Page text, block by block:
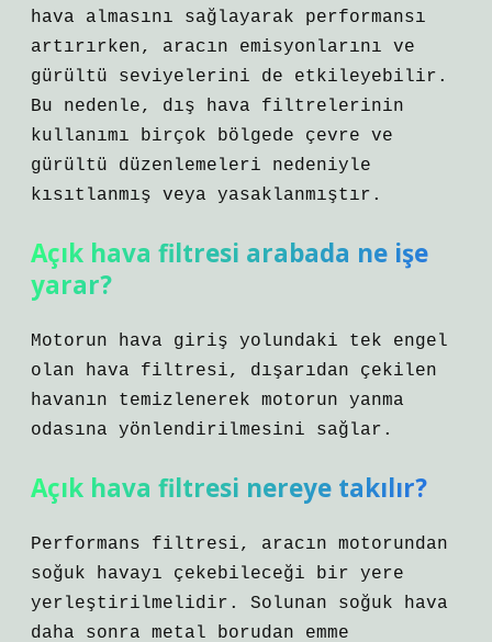
hava almasını sağlayarak performansı
artırırken, aracın emisyonlarını ve
gürültü seviyelerini de etkileyebilir.
Bu nedenle, dış hava filtrelerinin
kullanımı birçok bölgede çevre ve
gürültü düzenlemeleri nedeniyle
kısıtlanmış veya yasaklanmıştır.
Açık hava filtresi arabada ne işe
yarar?
Motorun hava giriş yolundaki tek engel
olan hava filtresi, dışarıdan çekilen
havanın temizlenerek motorun yanma
odasına yönlendirilmesini sağlar.
Açık hava filtresi nereye takılır?
Performans filtresi, aracın motorundan
soğuk havayı çekebileceği bir yere
yerleştirilmelidir. Solunan soğuk hava
daha sonra metal borudan emme